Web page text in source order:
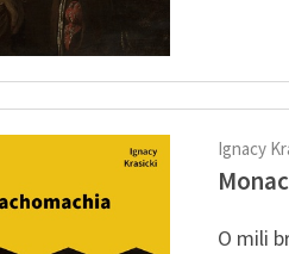
Ignacy
O mili